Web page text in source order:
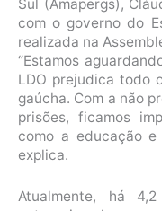
Sul (Amapergs),
com o governo do
realizada na
“Estamos
LDO prejudica todo
gaúcha. Com a não
prisões, ficamos
como a educação e
explica.
Atualmente, há